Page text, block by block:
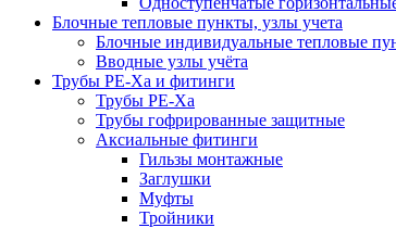
Блочные тепловые пункты, узлы учета
Блочные индивидуальные тепловые
Вводные узлы учёта
Трубы РЕ-Ха и фитинги
Трубы РЕ-Ха
Трубы гофрированные защитные
Аксиальные фитинги
Гильзы монтажные
Заглушки
Муфты
Тройники